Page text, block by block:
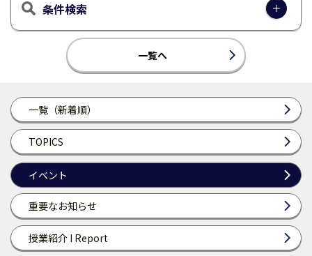
一覧（新着順）
TOPICS
イベント
重要なお知らせ
授業紹介 I Report
一覧へ
条件検索